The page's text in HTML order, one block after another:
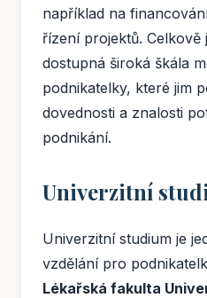
například na
řízení projektů. Celkově
dostupná široká škála
podnikatelky, které jim
dovednosti a znalosti
podnikání.
Univerzitní
Univerzitní studium je
vzdělání pro
Lékařská fakulta